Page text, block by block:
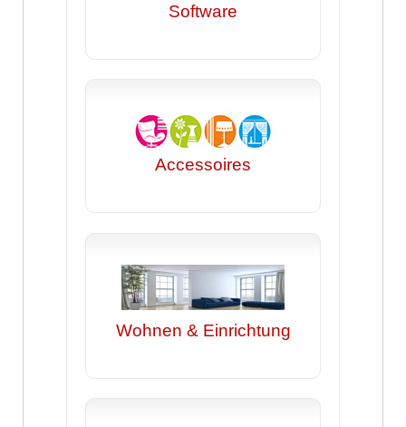
Software
Accessoires
Wohnen & Einrichtung